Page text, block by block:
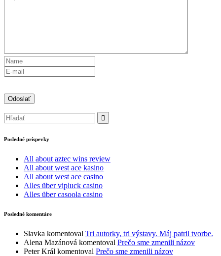
Posledné príspevky
All about aztec wins review
All about west ace kasino
All about west ace casino
Alles über vipluck casino
Alles über casoola casino
Posledné komentáre
Slavka komentoval Tri autorky, tri výstavy. Máj patril tvorbe.
Alena Mazánová komentoval Prečo sme zmenili názov
Peter Král komentoval Prečo sme zmenili názov